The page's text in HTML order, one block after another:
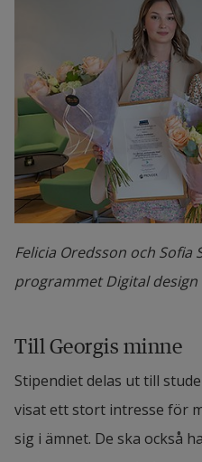
Felicia Oredsson och Sofia
programmet Digital
Till Georgis minne
Stipendiet delas ut till
visat ett stort intresse för
sig i ämnet. De ska också